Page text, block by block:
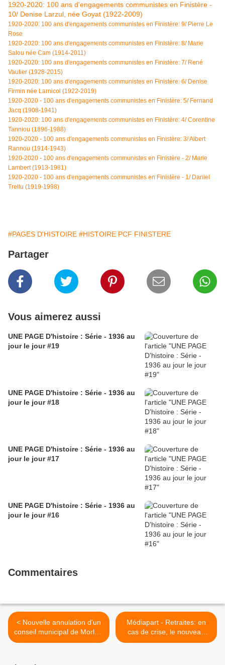
1920-2020: 100 ans d'engagements communistes en Finistère -
10/ Denise Larzul, née Goyat (1922-2009)
1920-2020: 100 ans d'engagements communistes en Finistère: 9/ Pierre Le
Rose
1920-2020: 100 ans d'engagements communistes en Finistère: 8/ Marie
Salou née Cam (1914-2011)
1920-2020: 100 ans d'engagements communistes en Finistère: 7/ René
Vautier (1928-2015)
1920-2020: 100 ans d'engagements communistes en Finistère: 6/ Denise
Firmin née Larnicol (1922-2019)
1920-2020 - 100 ans d'engagements communistes en Finistère: 5/ Fernand
Jacq (1908-1941)
1920-2020: 100 ans d'engagements communistes en Finistère: 4/Corentine
Tanniou (1896-1988)
1920-2020 - 100 ans d'engagements communistes en Finistère: 3/ Albert
Rannou (1914-1943)
1920-2020 - 100 ans d'engagements communistes en Finistère - 2/ Marie
Lambert (1913-1981)
1920-2020 - 100 ans d'engagements communistes en Finistère - 1/ Daniel
Trellu (1919-1998)
#PAGES D'HISTOIRE #HISTOIRE PCF FINISTERE
Partager
Vous aimerez aussi
UNE PAGE D'histoire : Série - 1936 au
jour le jour #19
UNE PAGE D'histoire : Série - 1936 au
jour le jour #18
UNE PAGE D'histoire : Série - 1936 au
jour le jour #17
UNE PAGE D'histoire : Série - 1936 au
jour le jour #16
Commentaires
< Nouvelle annulation d'un
conseil municipal de Morlaix
- communiqué de presse
Médiapart - Retraites: en
cas de crise, le nouveau
système sera une machine